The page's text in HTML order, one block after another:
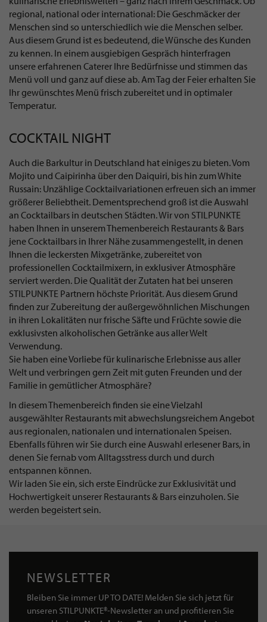
regional, national oder international: Die Geschmäcker der
Menschen sind so unterschiedlich wie die Menschen selber.
Aus diesem Grund ist es bedeutend, die Wünsche des Kunden
zu kennen. In einem ausgiebigen Gespräch hinterfragen
unsere erfahrenen Caterer Ihre Bedürfnisse und stimmen das
Menü voll und ganz auf diese ab. Am Tag der Feier erhalten Sie
Ihr gewünschtes Menü frisch zubereitet und in optimaler
Temperatur.
COCKTAIL NIGHT
Auch die Barkultur in Deutschland hat einiges zu bieten. Vom
Mojito und Caipirinha über den Daiquiri, bis hin zum White
Russain: Unzählige Cocktailvariationen erfreuen sich an immer
größerer Beliebtheit. Dementsprechend groß ist die Auswahl
an Cocktailbars in deutschen Städten. Wir von STILPUNKTE
haben Ihnen in unserem Themenbereich Restaurants & Bars
jene Cocktailbars in Ihrer Nähe zusammengestellt, in denen
Ihnen die leckersten Mixgetränke, zubereitet von
professionellen Cocktailmixern, in exklusiver Atmosphäre
serviert werden. Die Qualität der Zutaten hat bei unseren
STILPUNKTE Partnern höchste Priorität. Aus diesem Grund
finden zur Zubereitung der außergewöhnlichen Mischungen
in ihren Lokalitäten nur frische Säfte und Früchte sowie die
exklusivsten alkoholischen Getränke aus aller Welt
Verwendung.
Sie haben eine Vorliebe für kulinarische Erlebnisse aus aller
Welt und verbringen gern Zeit mit guten Freunden und der
Familie in gemütlicher Atmosphäre?
In diesem Themenbereich finden sie eine Vielzahl
ausgewählter Restaurants mit abwechslungsreichem Angebot
aus regionalen, nationalen und internationalen Speisen.
Ebenfalls führen wir Sie durch eine Auswahl erlesener Bars, in
denen Sie fernab vom Alltagsstress durch und durch
entspannen können.
Wir laden Sie ein, sich erste Eindrücke zur Exklusivität und
Hochwertigkeit unserer Restaurants & Bars einzuholen. Sie
werden begeistert sein.
NEWSLETTER
Bleiben Sie immer UP TO DATE! Melden Sie sich jetzt für
unseren STILPUNKTE®-Newsletter an und profitieren Sie